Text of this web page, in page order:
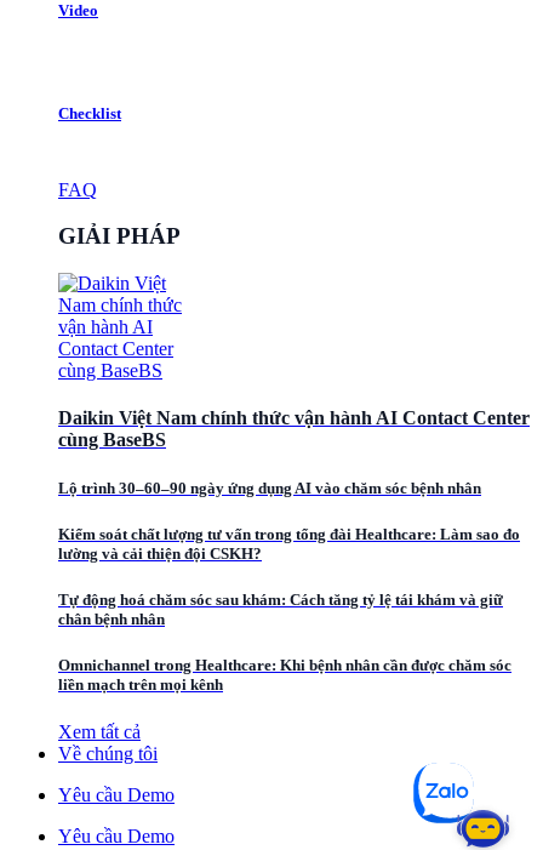
Video
Checklist
FAQ
GIẢI PHÁP
Daikin Việt Nam chính thức vận hành AI Contact Center
cùng BaseBS
Lộ trình 30–60–90 ngày ứng dụng AI vào chăm sóc bệnh nhân
Kiểm soát chất lượng tư vấn trong tổng đài Healthcare: Làm sao đo
lường và cải thiện đội CSKH?
Tự động hoá chăm sóc sau khám: Cách tăng tỷ lệ tái khám và giữ
chân bệnh nhân
Omnichannel trong Healthcare: Khi bệnh nhân cần được chăm sóc
liền mạch trên mọi kênh
Xem tất cả
Về chúng tôi
Yêu cầu Demo
Yêu cầu Demo